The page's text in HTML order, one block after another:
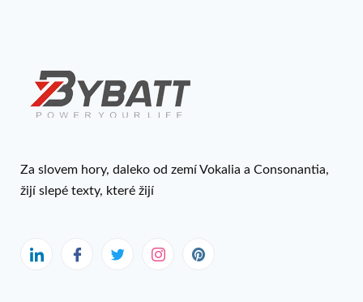
Za slovem hory, daleko od zemí Vokalia a Consonantia,
žijí slepé texty, které žijí